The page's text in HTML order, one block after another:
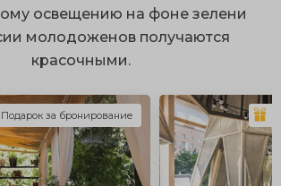
для фотосессий;
площадки.
для воплощения интересных идей.
вариантам можно отнести аренду
или шикарной дворянской
прудами и ландшафтным
освещению на фоне зелени
молодоженов получаются
красочными.
Подарок за бронирование